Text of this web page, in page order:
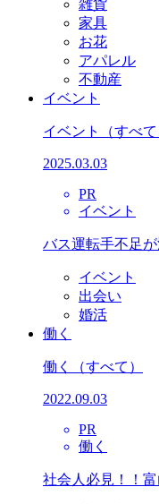
雑貨
家具
お花
アパレル
不動産
イベント
イベント （すべて
2025.03.03
PR
イベント
バス運転手不足
イベント
出会い
婚活
働く
働く （すべて）
2022.09.03
PR
働く
社会人必見！！